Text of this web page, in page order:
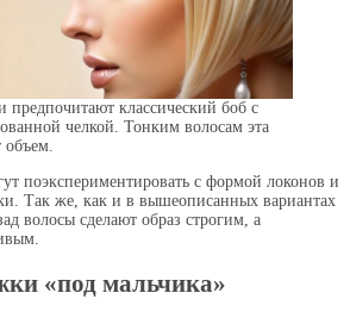
классический боб с
челкой. Тонким волосам эта
объем.
поэкспериментировать с формой локонов и
Так же, как и в вышеописанных вариантах
волосы сделают образ строгим, а
«под мальчика»